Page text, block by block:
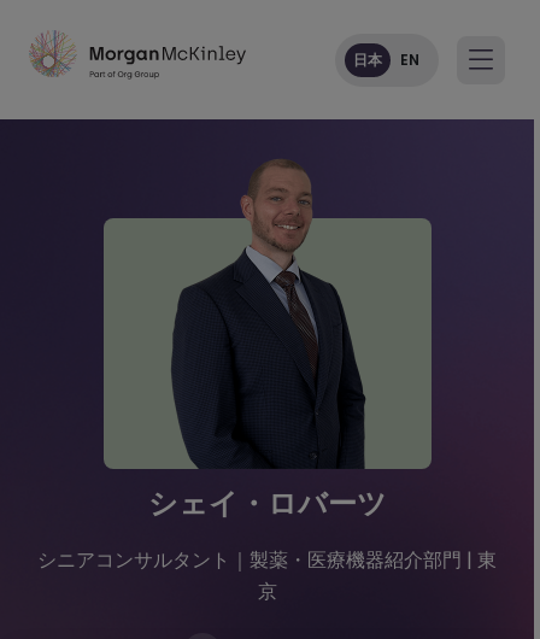
日本 EN
シェイ・ロバーツ
シニアコンサルタント｜製薬・医療機器紹介部門 | 東
京